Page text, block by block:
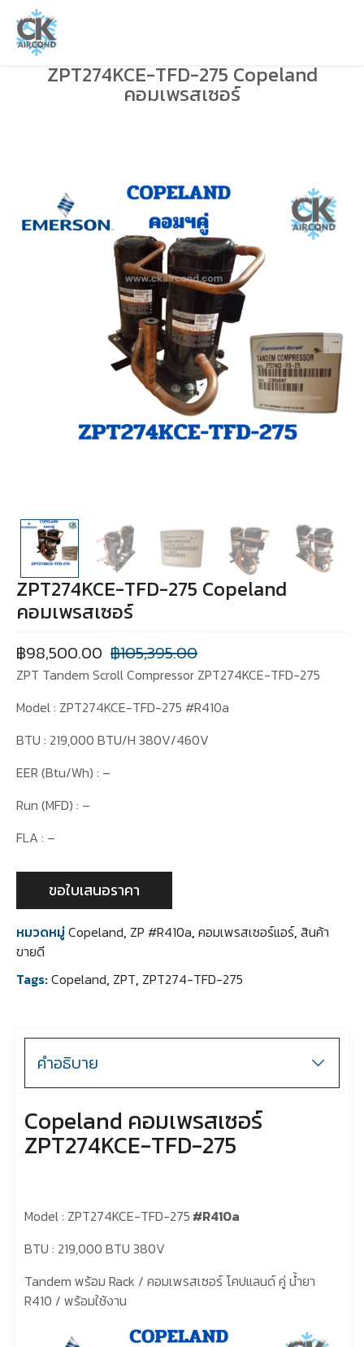
ZPT274KCE-TFD-275 Copeland
คอมเพรสเซอร์
ZPT274KCE-TFD-275 Copeland
คอมเพรสเซอร์
฿105,395.00
฿98,500.00
ZPT Tandem Scroll Compressor ZPT274KCE-TFD-275
Model : ZPT274KCE-TFD-275 #R410a
BTU : 219,000 BTU/H 380V/460V
EER (Btu/Wh) : –
Run (MFD) : –
FLA : –
ขอใบเสนอราคา
หมวดหมู่Copeland, ZP #R410a, คอมเพรสเซอร์แอร์, สินค้า
ขายดี
Tags:Copeland, ZPT, ZPT274-TFD-275
คำอธิบาย
Copeland คอมเพรสเซอร์
ZPT274KCE-TFD-275
Model : ZPT274KCE-TFD-275 #R410a
BTU : 219,000 BTU 380V
Tandem พร้อม Rack / คอมเพรสเซอร์ โคปแลนด์ คู่ น้ำยา
R410 / พร้อมใช้งาน